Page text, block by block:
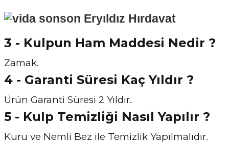
3 - Kulpun Ham Maddesi Nedir ?
Zamak.
4 - Garanti Süresi Kaç Yıldır ?
Ürün Garanti Süresi 2 Yıldır.
5 - Kulp Temizliği Nasıl Yapılır ?
Kuru ve Nemli Bez ile Temizlik Yapılmalıdır.